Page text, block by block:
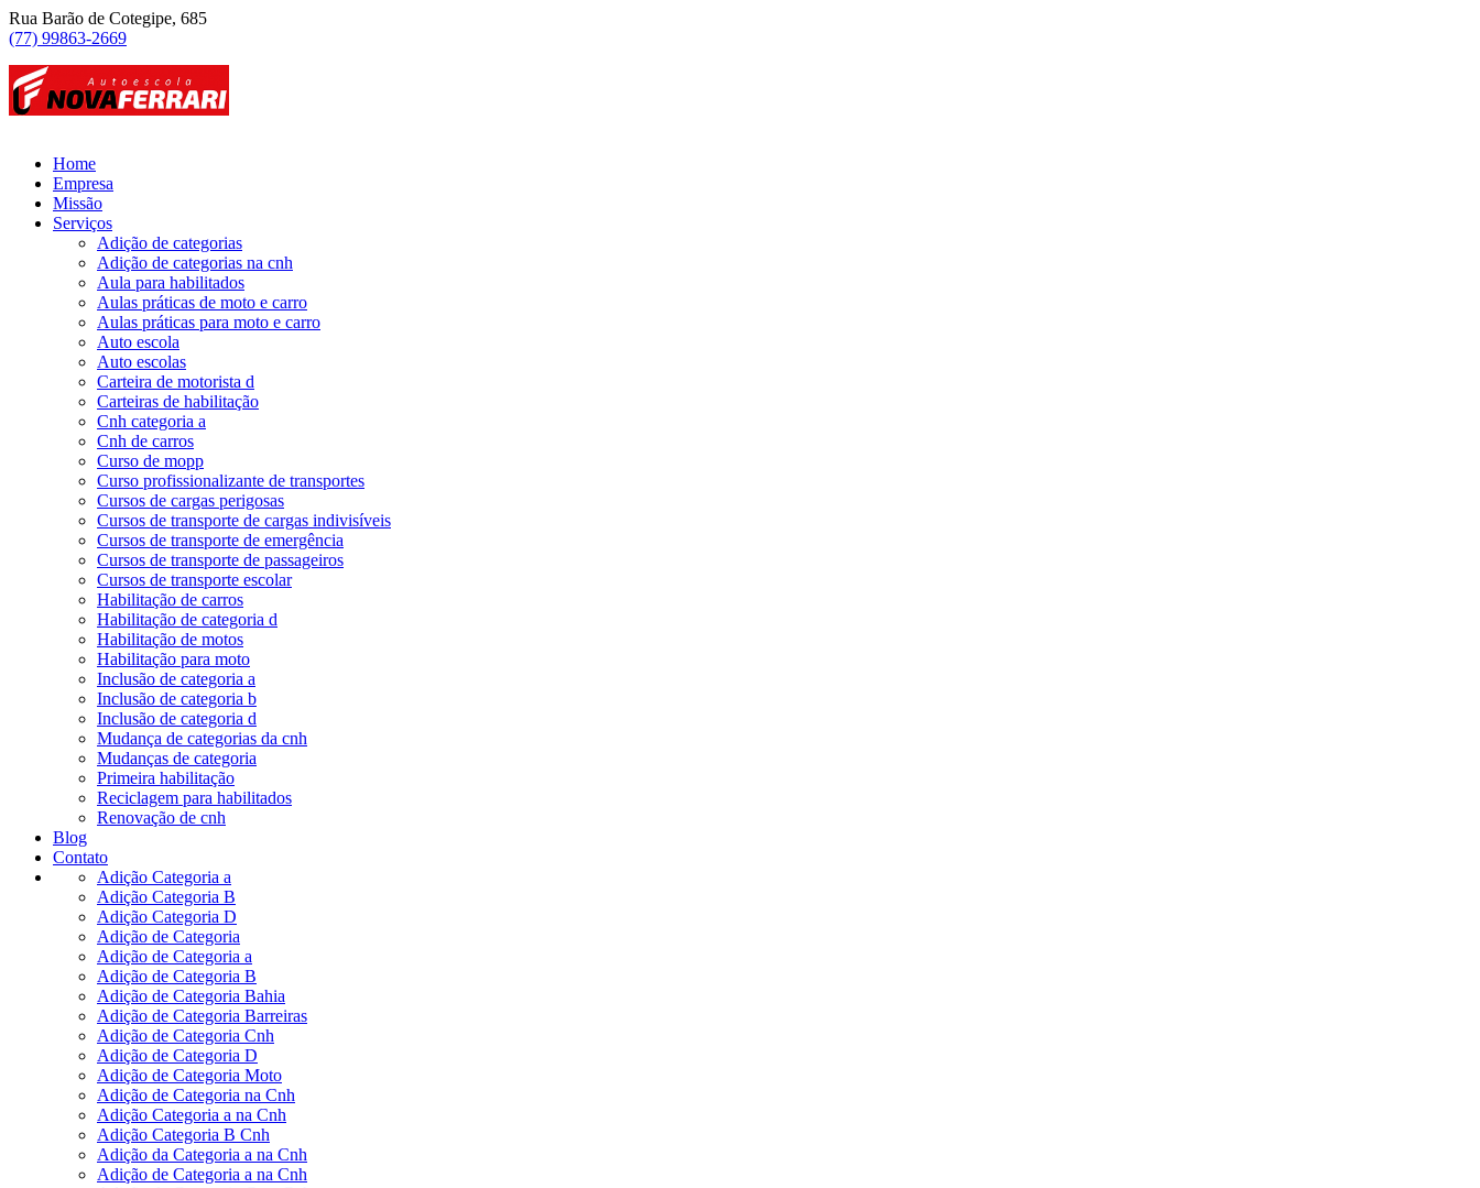
Rua Barão de Cotegipe, 685
(77) 99863-2669
Home
Empresa
Missão
Serviços
Adição de categorias
Adição de categorias na cnh
Aula para habilitados
Aulas práticas de moto e carro
Aulas práticas para moto e carro
Auto escola
Auto escolas
Carteira de motorista d
Carteiras de habilitação
Cnh categoria a
Cnh de carros
Curso de mopp
Curso profissionalizante de transportes
Cursos de cargas perigosas
Cursos de transporte de cargas indivisíveis
Cursos de transporte de emergência
Cursos de transporte de passageiros
Cursos de transporte escolar
Habilitação de carros
Habilitação de categoria d
Habilitação de motos
Habilitação para moto
Inclusão de categoria a
Inclusão de categoria b
Inclusão de categoria d
Mudança de categorias da cnh
Mudanças de categoria
Primeira habilitação
Reciclagem para habilitados
Renovação de cnh
Blog
Contato
Adição Categoria a
Adição Categoria B
Adição Categoria D
Adição de Categoria
Adição de Categoria a
Adição de Categoria B
Adição de Categoria Bahia
Adição de Categoria Barreiras
Adição de Categoria Cnh
Adição de Categoria D
Adição de Categoria Moto
Adição de Categoria na Cnh
Adição Categoria a na Cnh
Adição Categoria B Cnh
Adição da Categoria a na Cnh
Adição de Categoria a na Cnh